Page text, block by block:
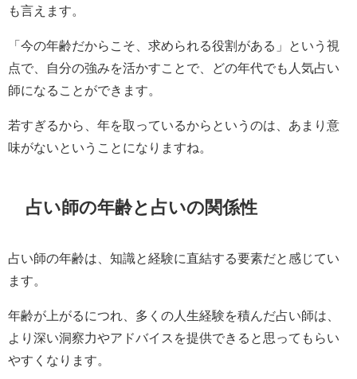
も言えます。
「今の年齢だからこそ、求められる役割がある」という視
点で、自分の強みを活かすことで、どの年代でも人気占い
師になることができます。
若すぎるから、年を取っているからというのは、あまり意
味がないということになりますね。
占い師の年齢と占いの関係性
占い師の年齢は、知識と経験に直結する要素だと感じてい
ます。
年齢が上がるにつれ、多くの人生経験を積んだ占い師は、
より深い洞察力やアドバイスを提供できると思ってもらい
やすくなります。